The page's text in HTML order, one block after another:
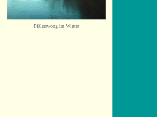
Pfälzerwoog im Winter